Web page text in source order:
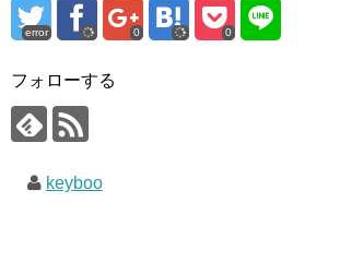
error 0 0
フォローする
keyboo